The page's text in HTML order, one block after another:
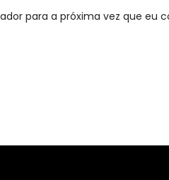
para a próxima vez que eu